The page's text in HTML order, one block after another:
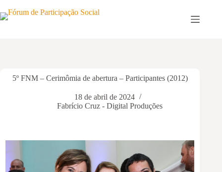
para
o
5º FNM – Cerimômia de abertura – Participantes (2012)
18 de abril de 2024
Fabrício Cruz - Digital Produções